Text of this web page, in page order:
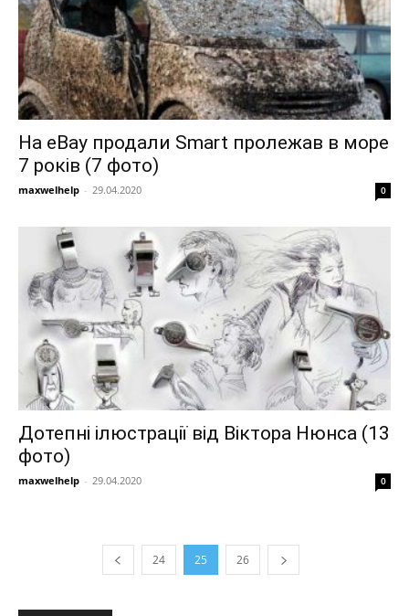
На eBay продали Smart пролежав в море
7 років (7 фото)
maxwelhelp - 29.04.2020 0
Дотепні ілюстрації від Віктора Нюнса (13
фото)
maxwelhelp - 29.04.2020 0
24 25 26